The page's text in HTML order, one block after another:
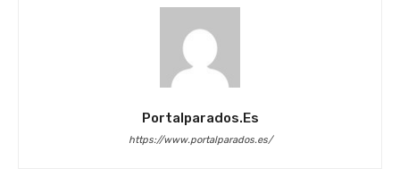
Portalparados.es
https://www.portalparados.es/